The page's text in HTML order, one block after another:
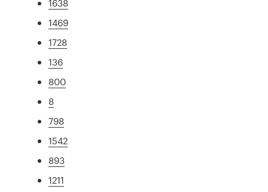
1638
1469
1728
136
800
8
798
1542
893
1211